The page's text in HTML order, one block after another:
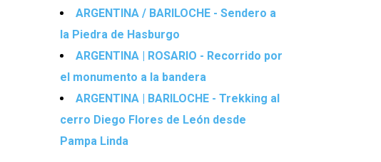
ARGENTINA / BARILOCHE - Sendero a
la Piedra de Hasburgo
ARGENTINA | ROSARIO - Recorrido por
el monumento a la bandera
ARGENTINA | BARILOCHE - Trekking al
cerro Diego Flores de León desde
Pampa Linda